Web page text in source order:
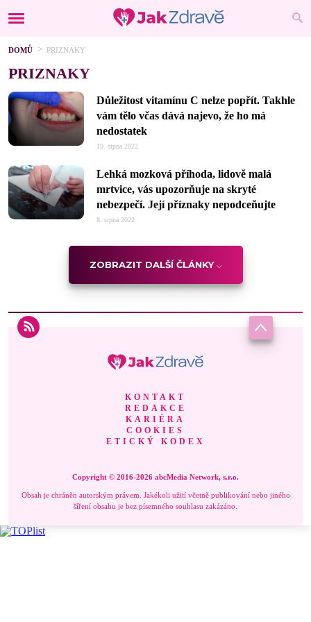
DOMŮ PRIZNAKY
PRIZNAKY
Důležitost vitamínu C nelze popřít. Takhle
vám tělo včas dává najevo, že ho má
nedostatek
19. srpna 2022
Lehká mozková příhoda, lidově malá
mrtvice, vás upozorňuje na skryté
nebezpečí. Její příznaky nepodceňujte
8. srpna 2022
ZOBRAZIT DALŠÍ ČLÁNKY
KONTAKT
REDAKCE
KARIÉRA
COOKIES
ETICKÝ KODEX
Copyright © 2016-2026 abcMedia Network, s.r.o.
Obsah je chráněn autorským právem. Jakékoli užití včetně publikování nebo jiného
šíření obsahu je bez písemného souhlasu zakázáno.